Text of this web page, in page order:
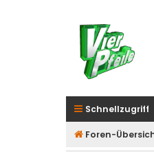
Schnellzugriff
Foren-